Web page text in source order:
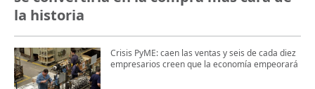
la historia
Crisis PyME: caen las ventas y seis de cada diez
empresarios creen que la economía empeorará